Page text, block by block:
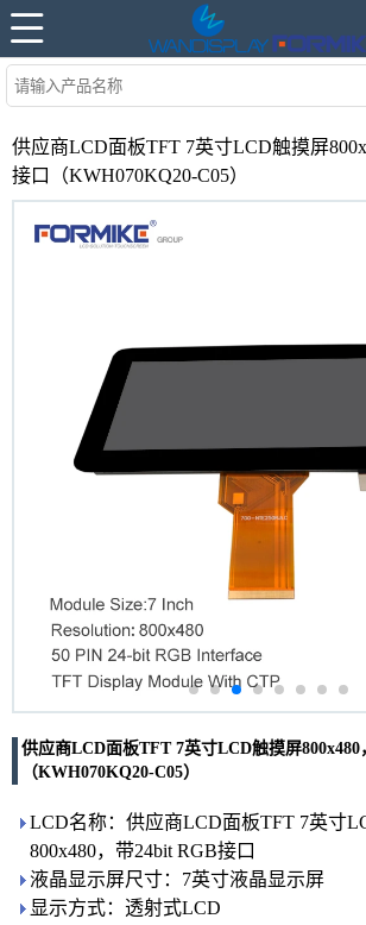
供应商LCD面板TFT 7英寸LCD触摸屏
接口（KWH070KQ20-C05）
供应商LCD面板TFT 7英寸LCD触摸屏800x480
（KWH070KQ20-C05）
LCD名称：供应商LCD面板TFT 7英寸
800x480，带24bit RGB接口
液晶显示屏尺寸：7英寸液晶显示屏
显示方式：透射式LCD